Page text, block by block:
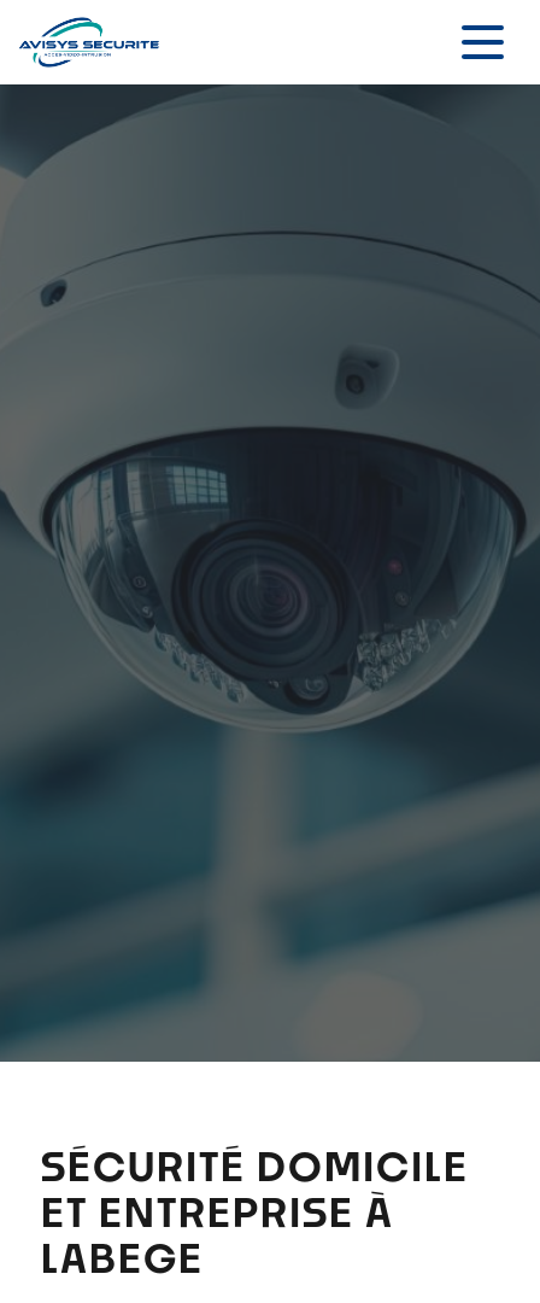
SÉCURITÉ DOMICILE
ET ENTREPRISE À
LABEGE
Panneau de gestion des cookies